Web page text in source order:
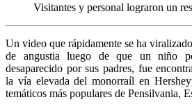
Visitantes y personal lograron un
Un video que rápidamente se ha
de angustia luego de que un niño
desaparecido por sus padres, fue
la vía elevada del monorraíl en
temáticos más populares de Pensilvania,